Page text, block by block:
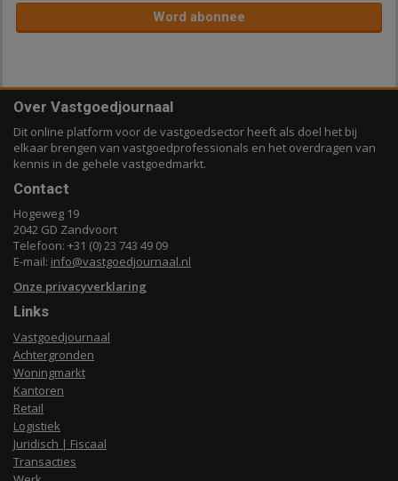
Word abonnee
Over Vastgoedjournaal
Dit online platform voor de vastgoedsector heeft als doel het bij
elkaar brengen van vastgoedprofessionals en het overdragen van
kennis in de gehele vastgoedmarkt.
Contact
Hogeweg 19
2042 GD Zandvoort
Telefoon: +31 (0) 23 743 49 09
E-mail: info@vastgoedjournaal.nl
Onze privacyverklaring
Links
Vastgoedjournaal
Achtergronden
Woningmarkt
Kantoren
Retail
Logistiek
Juridisch | Fiscaal
Transacties